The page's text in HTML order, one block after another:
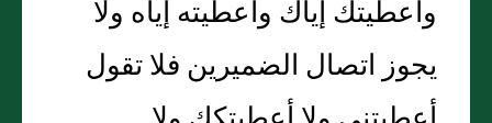
وأعطيتك إياك وأعطيته إياه ولا
يجوز اتصال الضميرين فلا تقول